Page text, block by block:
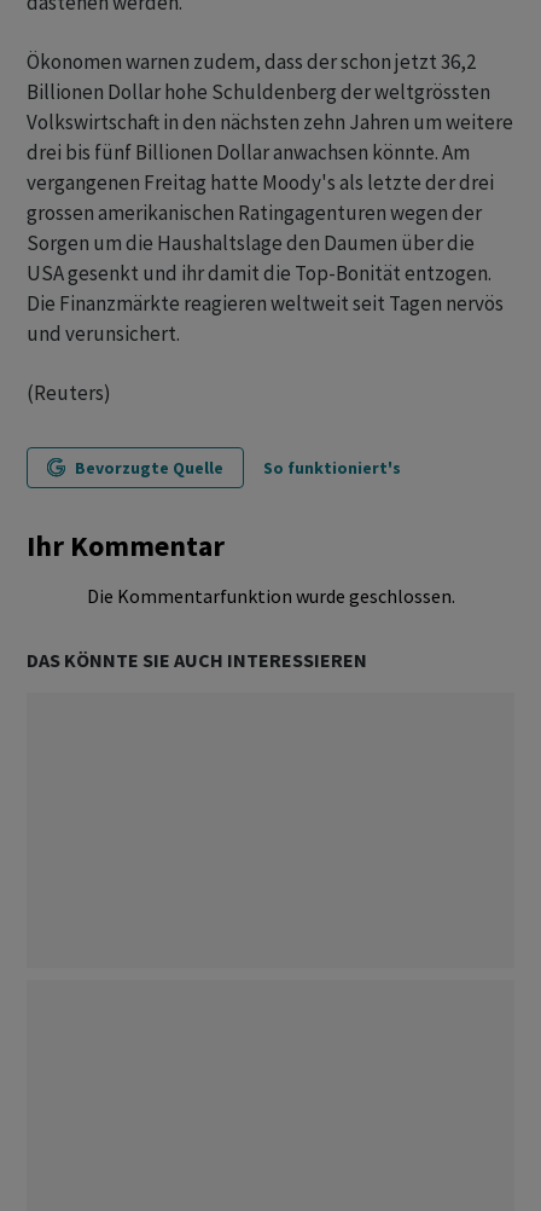
Ökonomen warnen zudem, dass der schon jetzt 36,2
Billionen Dollar hohe Schuldenberg der weltgrössten
Volkswirtschaft in den nächsten zehn Jahren um weitere
drei bis fünf Billionen Dollar anwachsen könnte. Am
vergangenen Freitag hatte Moody's als letzte der drei
grossen amerikanischen Ratingagenturen wegen der
Sorgen um die Haushaltslage den Daumen über die
USA gesenkt und ihr damit die Top-Bonität entzogen.
Die Finanzmärkte reagieren weltweit seit Tagen nervös
und verunsichert.
(Reuters)
Bevorzugte Quelle So funktioniert's
Ihr Kommentar
Die Kommentarfunktion wurde geschlossen.
DAS KÖNNTE SIE AUCH INTERESSIEREN